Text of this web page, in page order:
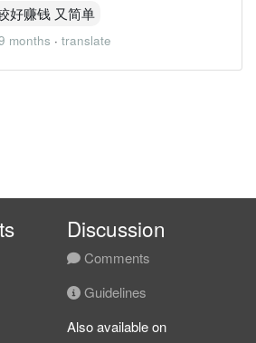
好赚钱 又简单
months · translate
Discussion
Comments
Guidelines
Also available on